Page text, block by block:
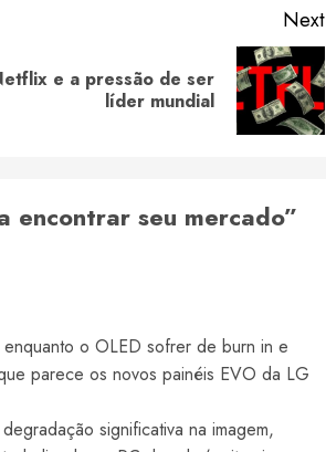
Next
e a pressão de ser
líder mundial
encontrar seu mercado”
o OLED sofrer de burn in e
parece os novos painéis EVO da LG
significativa na imagem,